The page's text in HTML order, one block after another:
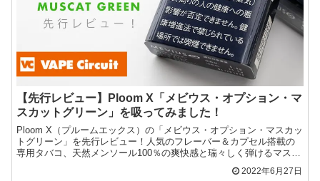
【先行レビュー】Ploom X「メビウス・オプション・マ
スカットグリーン」を吸ってみました！
Ploom X（プルームエックス）の「メビウス・オプション・マスカッ
トグリーン」を先行レビュー！人気のフレーバー＆カプセル搭載の
専用タバコ、天然メンソール100％の爽快感と瑞々しく弾けるマスカ
2022年6月27日